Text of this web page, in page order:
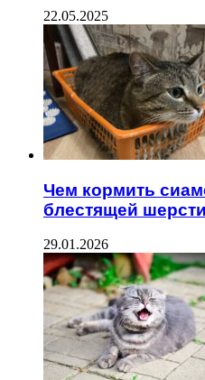
22.05.2025
Чем кормить
блестящей
29.01.2026